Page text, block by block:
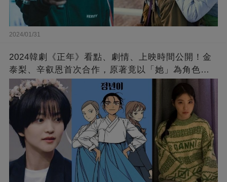
2024/01/31
2024韓劇《正年》看點、劇情、上映時間公開！金
泰梨、辛叡恩首次合作，原著竟以「她」為角色原